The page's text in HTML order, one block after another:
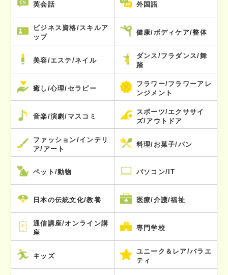
英会話 外国語
ビジネス資格/スキルア
ップ
健康/ボディケア/整体
美容/エステ/ネイル
ダンス/フラダンス/舞
踏
癒し/心理/セラピー
フラワー/フラワーアレ
ンジメント
音楽/演劇/マスコミ
スポーツ/エクササイ
ズ/アウトドア
ファッション/インテリ
ア/アート
料理/お菓子/パン
ペット/動物 パソコン/IT
日本の伝統文化/教養 医療/介護/福祉
通信講座/オンライン講
座
専門学校
キッズ
ユニーク＆レア/バラエ
ティ